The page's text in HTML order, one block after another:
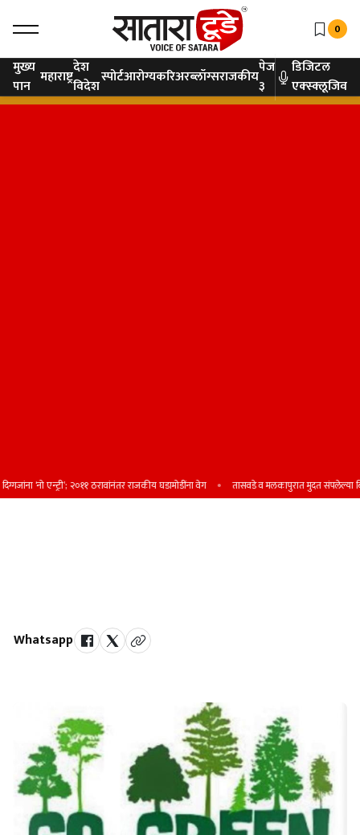
0
मुख्य
पान महाराष्ट्रदेश
विदेशस्पोर्टआरोग्यकरिअरब्लॉग्सराजकीयपेज
३
डिजिटल
एक्स्क्लूजिव
एन्ट्री’; २०११ ठरावांनंतर राजकीय घडामोडींना वेग तासवडे व मलकापुरात मुदत संपलेल्या
Whatsapp